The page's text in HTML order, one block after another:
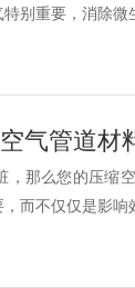
别重要，消除
气管道材
那么您的压缩
而不仅仅是影